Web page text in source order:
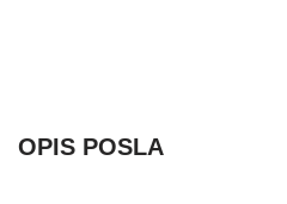
OPIS POSLA